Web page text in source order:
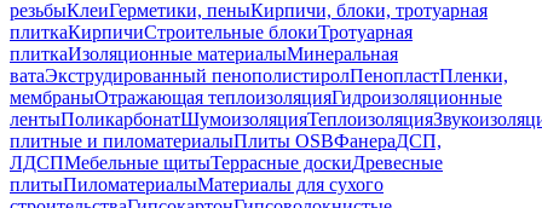
резьбыКлеиГерметики, пеныКирпичи, блоки, тротуарная
плиткаКирпичиСтроительные блокиТротуарная
плиткаИзоляционные материалыМинеральная
ватаЭкструдированный пенополистиролПенопластПленки,
мембраныОтражающая теплоизоляцияГидроизоляционные
лентыПоликарбонатШумоизоляцияТеплоизоляция
плитные и пиломатериалыПлиты OSBФанераДСП,
ЛДСПМебельные щитыТеррасные доскиДревесные
плитыПиломатериалыМатериалы для сухого